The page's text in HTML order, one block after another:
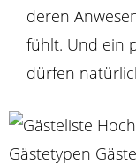
deren
fühlt. Und ein
dürfen